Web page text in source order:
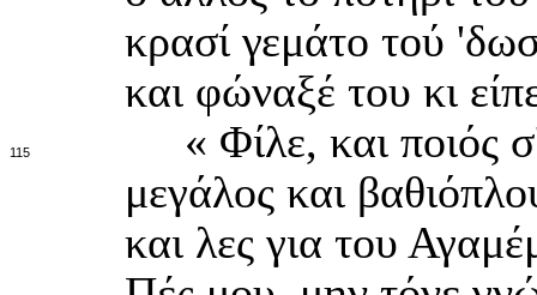
κρασί γεμάτο τού
και φώναξέ του κι
115
« Φίλε, και ποιός
μεγάλος και
και λες για του